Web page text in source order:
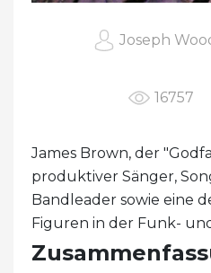
Joseph
16757
James Brown, der
produktiver Sänger,
Bandleader sowie eine
Figuren in der Funk-